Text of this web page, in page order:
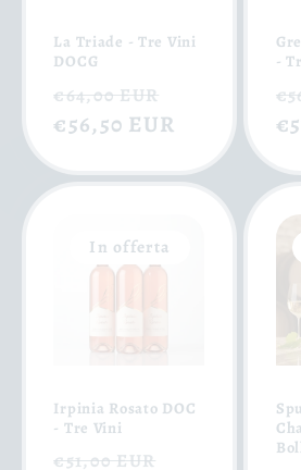
La Triade - Tre Vini
DOCG
Prezzo
di
€64,00 EUR
scontato
€56,50 EUR
-
di
In offerta
Irpinia Rosato DOC
- Tre Vini
Prezzo
€51,00 EUR